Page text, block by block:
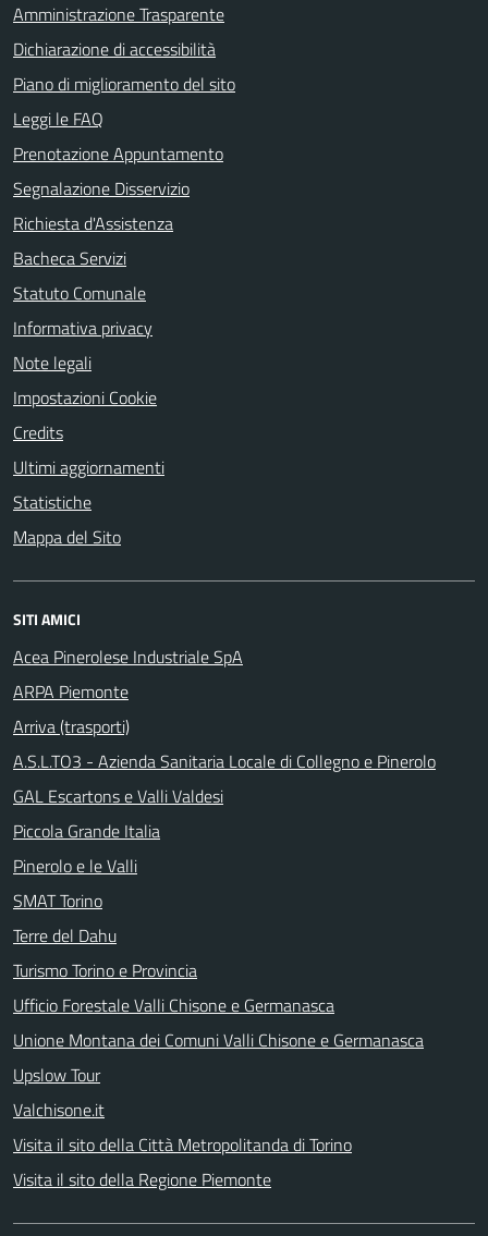
Amministrazione Trasparente
Dichiarazione di accessibilità
Piano di miglioramento del sito
Leggi le FAQ
Prenotazione Appuntamento
Segnalazione Disservizio
Richiesta d'Assistenza
Bacheca Servizi
Statuto Comunale
Informativa privacy
Note legali
Impostazioni Cookie
Credits
Ultimi aggiornamenti
Statistiche
Mappa del Sito
SITI AMICI
Acea Pinerolese Industriale SpA
ARPA Piemonte
Arriva (trasporti)
A.S.L.TO3 - Azienda Sanitaria Locale di Collegno e Pinerolo
GAL Escartons e Valli Valdesi
Piccola Grande Italia
Pinerolo e le Valli
SMAT Torino
Terre del Dahu
Turismo Torino e Provincia
Ufficio Forestale Valli Chisone e Germanasca
Unione Montana dei Comuni Valli Chisone e Germanasca
Upslow Tour
Valchisone.it
Visita il sito della Città Metropolitanda di Torino
Visita il sito della Regione Piemonte